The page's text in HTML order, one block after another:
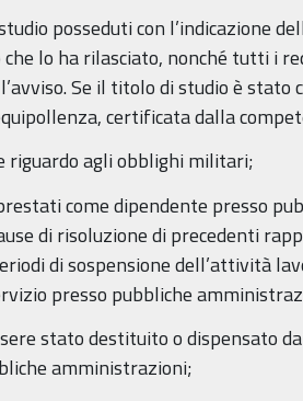
posseduti con l’indicazione
lo ha rilasciato, nonché tutti i
Se il titolo di studio è stato
certificata dalla
riguardo agli obblighi militari;
come dipendente presso
di risoluzione di precedenti
di sospensione dell’attività
presso pubbliche
stato destituito o dispensato
amministrazioni;